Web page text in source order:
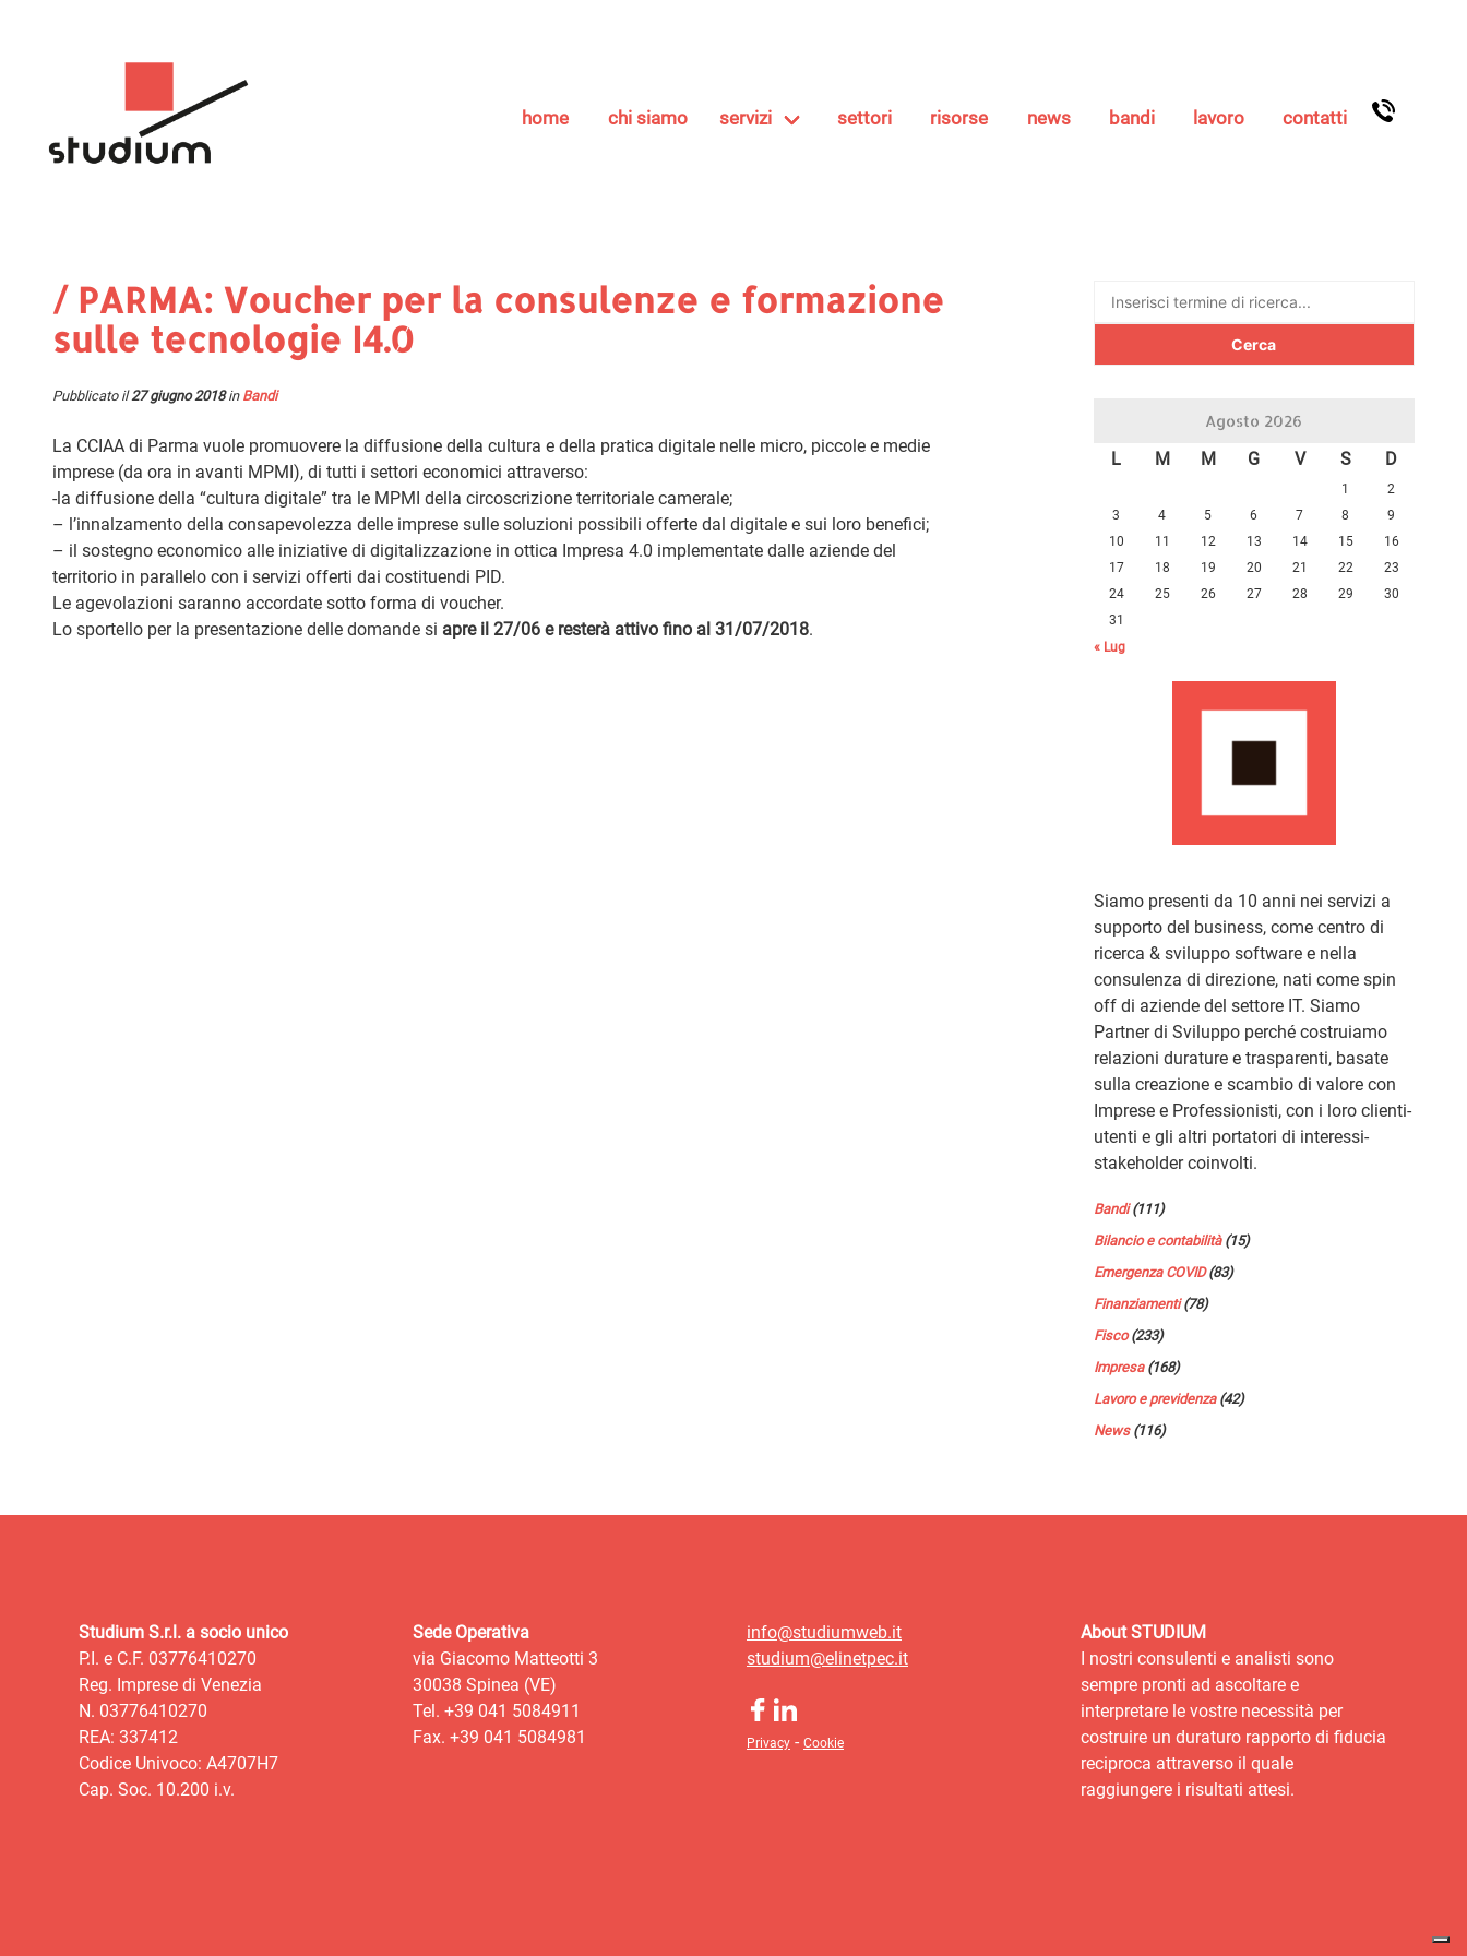
home chi siamo servizi settori risorse news bandi lavoro contatti
/ PARMA: Voucher per la consulenze e formazione
sulle tecnologie I4.0
Pubblicato il27 giugno 2018in Bandi
La CCIAA di Parma vuole promuovere la diffusione della cultura e della pratica digitale nelle micro, piccole e medie
imprese (da ora in avanti MPMI), di tutti i settori economici attraverso:
-la diffusione della “cultura digitale” tra le MPMI della circoscrizione territoriale camerale;
– l’innalzamento della consapevolezza delle imprese sulle soluzioni possibili offerte dal digitale e sui loro benefici;
– il sostegno economico alle iniziative di digitalizzazione in ottica Impresa 4.0 implementate dalle aziende del
territorio in parallelo con i servizi offerti dai costituendi PID.
Le agevolazioni saranno accordate sotto forma di voucher.
Lo sportello per la presentazione delle domande si apre il 27/06 e resterà attivo fino al 31/07/2018.
Ricerca
Agosto 2026
L M M G V S D
1
2
3
4 5 6 7 8
9
10
11 12 13 14 15
16
17
18 19 20 21 22
23
24
25 26 27 28 29
30
31
« Lug
Siamo presenti da 10 anni nei servizi a
supporto del business, come centro di
ricerca & sviluppo software e nella
consulenza di direzione, nati come spin
off di aziende del settore IT. Siamo
Partner di Sviluppo perché costruiamo
relazioni durature e trasparenti, basate
sulla creazione e scambio di valore con
Imprese e Professionisti, con i loro clienti-
utenti e gli altri portatori di interessi-
stakeholder coinvolti.
Bandi(111)
Bilancio e contabilità(15)
Emergenza COVID(83)
Finanziamenti(78)
Fisco(233)
Impresa(168)
Lavoro e previdenza(42)
News(116)
Studium S.r.l. a socio unico
P.I. e C.F. 03776410270
Reg. Imprese di Venezia
N. 03776410270
REA: 337412
Codice Univoco: A4707H7
Cap. Soc. 10.200 i.v.
Sede Operativa
via Giacomo Matteotti 3
30038 Spinea (VE)
Tel. +39 041 5084911
Fax. +39 041 5084981
info@studiumweb.it
studium@elinetpec.it
Privacy - Cookie
About STUDIUM
I nostri consulenti e analisti sono
sempre pronti ad ascoltare e
interpretare le vostre necessità per
costruire un duraturo rapporto di fiducia
reciproca attraverso il quale
raggiungere i risultati attesi.